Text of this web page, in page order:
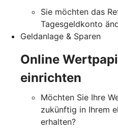
Sie möchten das
Tagesgeldkonto
Geldanlage & Sparen
Online
einrichten
Möchten Sie Ihre
zukünftig in Ihrem
erhalten?